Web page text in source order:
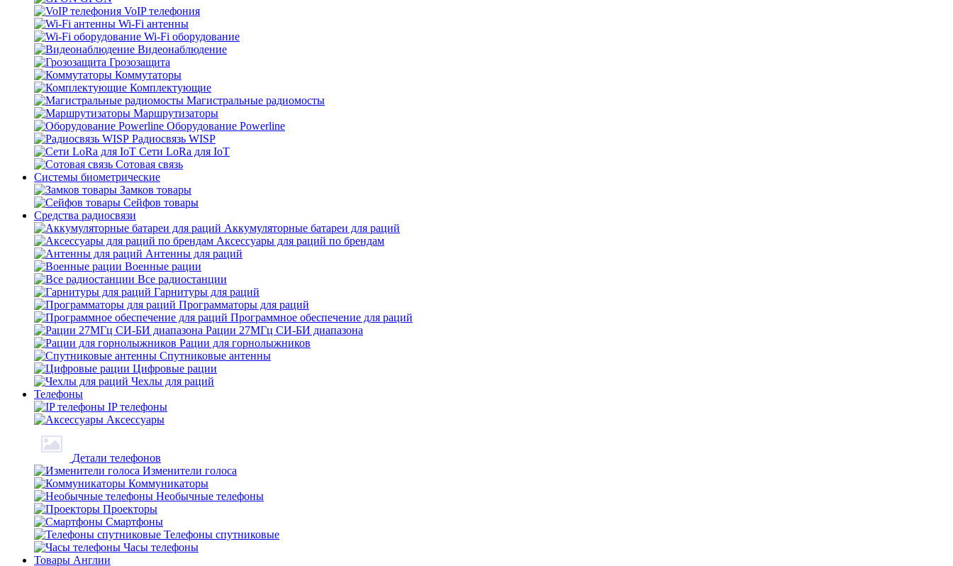
VoIP телефония
Wi-Fi антенны
Wi-Fi оборудование
Видеонаблюдение
Грозозащита
Коммутаторы
Комплектующие
Магистральные радиомосты
Маршрутизаторы
Оборудование Powerline
Радиосвязь WISP
Сети LoRa для IoT
Сотовая связь
Системы биометрические
Замков товары
Сейфов товары
Средства радиосвязи
Аккумуляторные батареи для раций
Аксессуары для раций по брендам
Антенны для раций
Военные рации
Все радиостанции
Гарнитуры для раций
Программаторы для раций
Программное обеспечение для раций
Рации 27МГц СИ-БИ диапазона
Рации для горнолыжников
Спутниковые антенны
Цифровые рации
Чехлы для раций
Телефоны
IP телефоны
Аксессуары
Детали телефонов
Изменители голоса
Коммуникаторы
Необычные телефоны
Проекторы
Смартфоны
Телефоны спутниковые
Часы телефоны
Товары Англии